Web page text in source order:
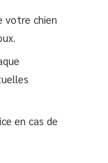
votre chien
en cas de